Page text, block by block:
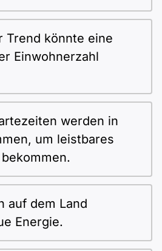
Trend könnte eine
Einwohnerzahl
werden in
um leistbares
auf dem Land
Energie.